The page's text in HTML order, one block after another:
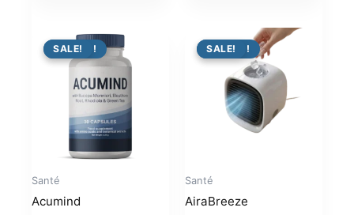
PROMO !
SALE!
Santé
Acumind
PROMO !
SALE!
Santé
AiraBreeze